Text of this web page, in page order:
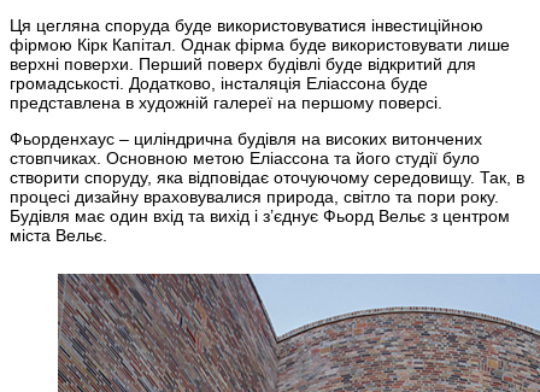
Ця цегляна споруда буде використовуватися інвестиційною
фірмою Кірк Капітал. Однак фірма буде використовувати лише
верхні поверхи. Перший поверх будівлі буде відкритий для
громадськості. Додатково, інсталяція Еліассона буде
представлена в художній галереї на першому поверсі.
Фьорденхаус – циліндрична будівля на високих витончених
стовпчиках. Основною метою Еліассона та його студії було
створити споруду, яка відповідає оточуючому середовищу. Так, в
процесі дизайну враховувалися природа, світло та пори року.
Будівля має один вхід та вихід і з’єднує Фьорд Вельє з центром
міста Вельє.